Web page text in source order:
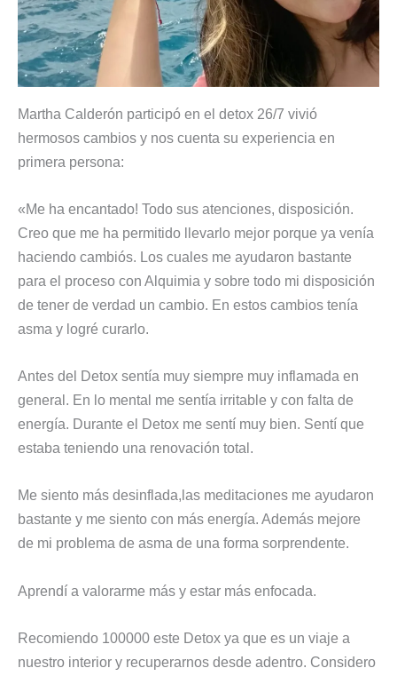
Martha Calderón participó en el detox 26/7 vivió
hermosos cambios y nos cuenta su experiencia en
primera persona:
«Me ha encantado! Todo sus atenciones, disposición.
Creo que me ha permitido llevarlo mejor porque ya venía
haciendo cambiós. Los cuales me ayudaron bastante
para el proceso con Alquimia y sobre todo mi disposición
de tener de verdad un cambio. En estos cambios tenía
asma y logré curarlo.
Antes del Detox sentía muy siempre muy inflamada en
general. En lo mental me sentía irritable y con falta de
energía. Durante el Detox me sentí muy bien. Sentí que
estaba teniendo una renovación total.
Me siento más desinflada,las meditaciones me ayudaron
bastante y me siento con más energía. Además mejore
de mi problema de asma de una forma sorprendente.
Aprendí a valorarme más y estar más enfocada.
Recomiendo 100000 este Detox ya que es un viaje a
nuestro interior y recuperarnos desde adentro. Considero